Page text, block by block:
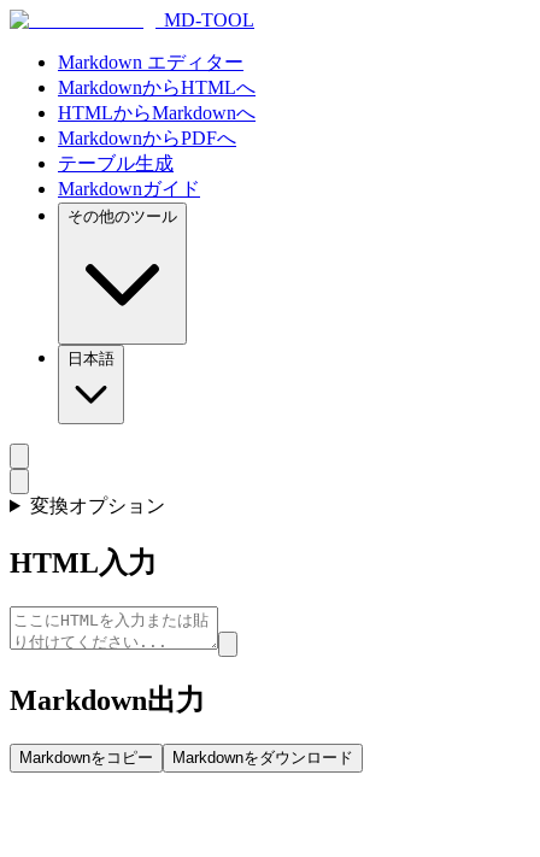
MD-TOOL
Markdown エディター
MarkdownからHTMLへ
HTMLからMarkdownへ
MarkdownからPDFへ
テーブル生成
Markdownガイド
その他のツール
日本語
変換オプション
HTML入力
Markdown出力
Markdownをコピー Markdownをダウンロード